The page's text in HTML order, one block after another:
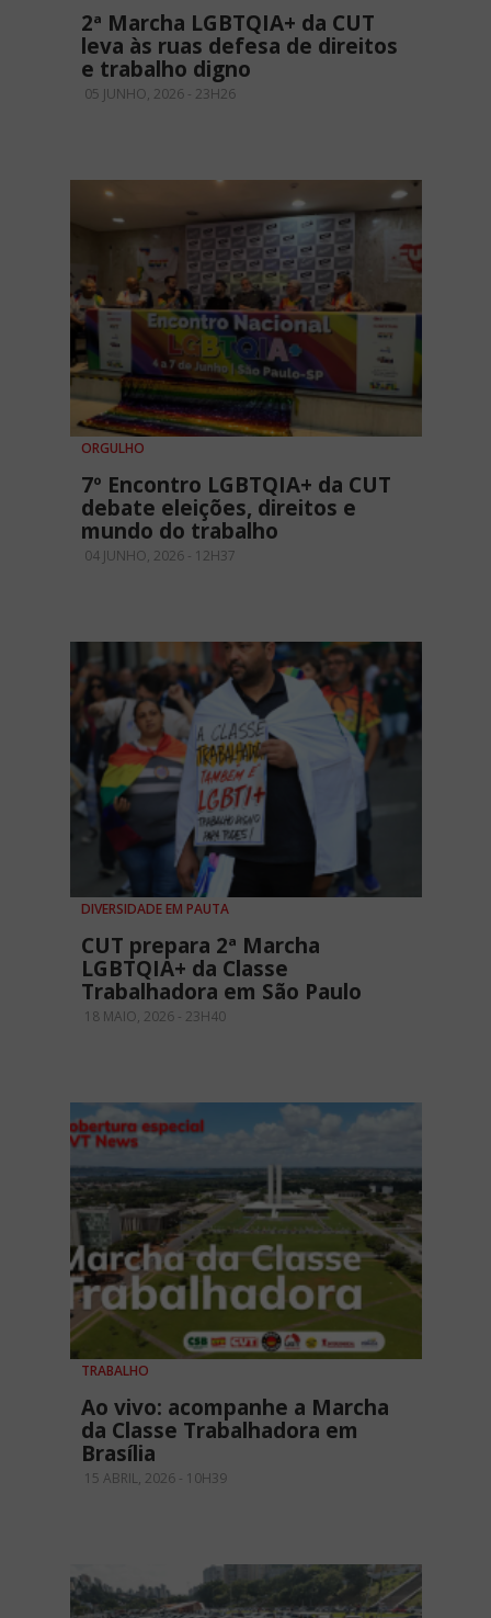
2ª Marcha LGBTQIA+ da CUT
leva às ruas defesa de direitos
e trabalho digno
05 JUNHO, 2026 - 23H26
ORGULHO
7º Encontro LGBTQIA+ da CUT
debate eleições, direitos e
mundo do trabalho
04 JUNHO, 2026 - 12H37
DIVERSIDADE EM PAUTA
CUT prepara 2ª Marcha
LGBTQIA+ da Classe
Trabalhadora em São Paulo
18 MAIO, 2026 - 23H40
TRABALHO
Ao vivo: acompanhe a Marcha
da Classe Trabalhadora em
Brasília
15 ABRIL, 2026 - 10H39